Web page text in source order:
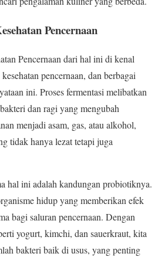
Pencernaan
Pencernaan dari hal ini di kenal
pencernaan, dan berbagai
ini. Proses fermentasi melibatkan
dan ragi yang mengubah
menjadi asam, gas, atau alkohol,
tidak hanya lezat tetapi juga
hal ini adalah kandungan probiotiknya.
hidup yang memberikan efek
bagi saluran pencernaan. Dengan
yogurt, kimchi, dan sauerkraut, kita
bakteri baik di usus, yang penting